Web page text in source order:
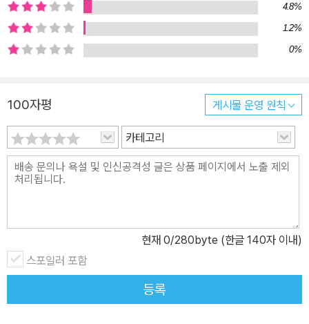
술사의 모든 것! 길고 긴 역사를 지닌 미술을 공부하는 것은 쉽지 않은
일이다. 가장 트렌디한 현대미술 작품에도 인류 4만 년 역사가 녹아
있기에 미술사를 모르면 개별 작품을 이해하기도 쉽지 않다. 게다가
의 형식의 구어체로 구성되어 마치 재미난 이야기를 듣는 듯 편안하
게 즐길 수 있다. 또한 책장을 앞뒤로 넘겨가며 그림을 찾을 필요 없이
독자의 시선의 흐름에 맞추어 배치한 도판, 소장 가치가 있는 엄선한
작품 사진과 일러스트, 머릿속에 떠오르는 의문을 시원하게 긁어주는
적절한 질문이 읽는 즐거움을 더한다. 그렇다고 책의 수준이 낮은 것
하는 기초적인 미술 지식은 물론 학계를 선도하는 최신 이론을 소개
하고, 유명한 미술 작품부터 우리 주위에서 쉽게 볼 수 있는 한국의 미
술까지 최대한 다양하고 새로운 정보와 이론을 담았다. 인기 대중 강
연자이기도 한 저자의 강의를 따라가다 보면 이 모든 방대한 지식이
4.8%
1.2%
0%
100자평 게시물 운영 원칙
카테고리
현재 0/280byte (한글 140자 이내)
스포일러 포함
등록